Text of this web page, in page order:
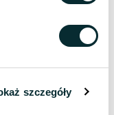
szczegóły
was den